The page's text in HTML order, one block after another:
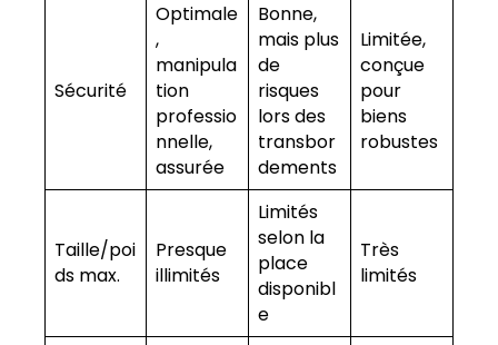
Sécurité
Optimale
,
manipula
tion
professio
nnelle,
assurée
Bonne,
mais plus
de
risques
lors des
transbor
dements
Limitée,
conçue
pour
biens
robustes
Taille/poi
ds max.
Presque
illimités
Limités
selon la
place
disponibl
e
Très
limités